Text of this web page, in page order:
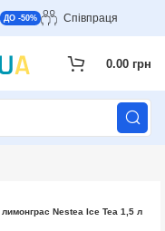
ДО -50% Співпраця
0.00 грн
Nestea Ice Tea 1,5 л